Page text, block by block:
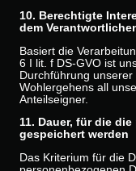
10. Berechtigte
dem
Basiert die
6 I lit. f DS-GVO ist
Durchführung
Wohlergehens all
Anteilseigner.
11. Dauer, für die
gespeichert werden
Das Kriterium für die